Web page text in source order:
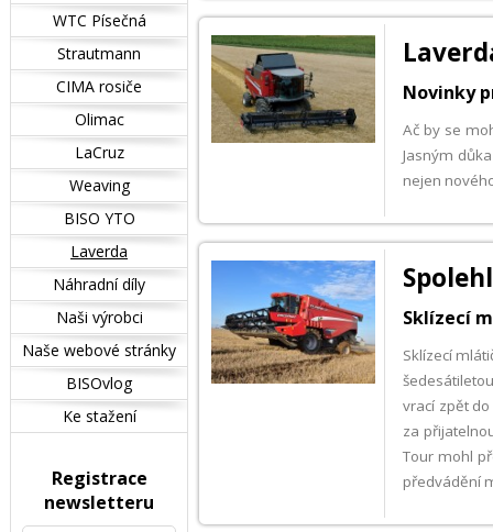
Novinky
Ač by se
Jasným
nejen
Sklízecí
Sklízecí
vrací zpět
za
Tour mohl
předvádění
WTC Písečná
Strautmann
CIMA rosiče
Olimac
LaCruz
Weaving
BISO YTO
Laverda
Náhradní díly
Naši výrobci
Naše webové stránky
BISOvlog
Ke stažení
Registrace
newsletteru